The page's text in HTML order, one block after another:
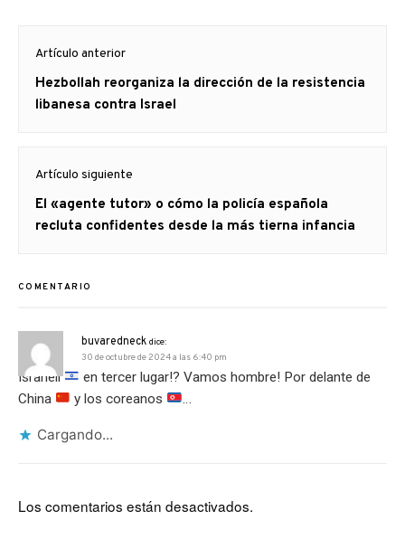
las líneas del frente en la
región de Zaporiya y…
de
entradas
Artículo anterior
Artículo
anterior
Hezbollah reorganiza la dirección de la resistencia
libanesa contra Israel
Artículo siguiente
Artículo
siguiente:
El «agente tutor» o cómo la policía española
recluta confidentes desde la más tierna infancia
COMENTARIO
buvaredneck dice:
30 de octubre de 2024 a las 6:40 pm
Israhell
en tercer lugar!? Vamos hombre! Por delante de
China
y los coreanos …
Cargando...
Los comentarios están desactivados.